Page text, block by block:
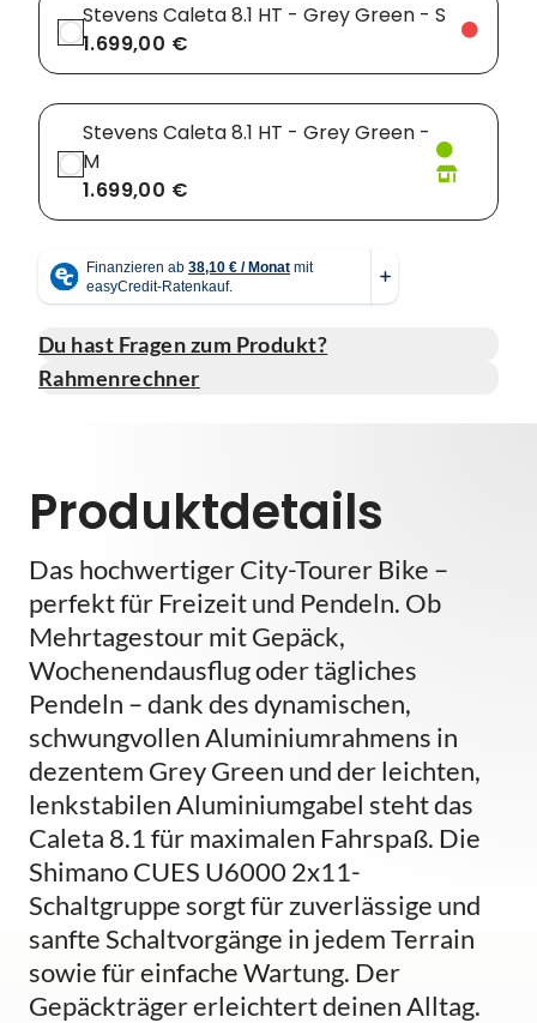
Stevens Caleta 8.1 HT - Grey Green - S
1.699,00 €
Stevens Caleta 8.1 HT - Grey Green -
M
1.699,00 €
Du hast Fragen zum Produkt?
Rahmenrechner
Produktdetails
Das hochwertiger City-Tourer Bike –
perfekt für Freizeit und Pendeln. Ob
Mehrtagestour mit Gepäck,
Wochenendausflug oder tägliches
Pendeln – dank des dynamischen,
schwungvollen Aluminiumrahmens in
dezentem Grey Green und der leichten,
lenkstabilen Aluminiumgabel steht das
Caleta 8.1 für maximalen Fahrspaß. Die
Shimano CUES U6000 2x11-
Schaltgruppe sorgt für zuverlässige und
sanfte Schaltvorgänge in jedem Terrain
sowie für einfache Wartung. Der
Gepäckträger erleichtert deinen Alltag.